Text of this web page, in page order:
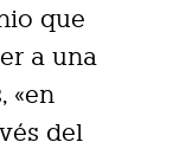
que
a una
«en
del